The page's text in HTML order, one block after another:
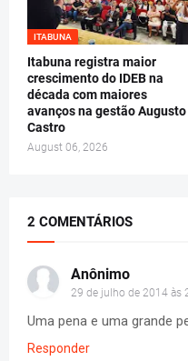
ITABUNA
Itabuna registra maior
crescimento do IDEB na
década com maiores
avanços na gestão Augusto
Castro
August 06, 2026
2 COMENTÁRIOS
Anônimo
29 de julho de 2014 às
Uma pena e uma grande
Responder